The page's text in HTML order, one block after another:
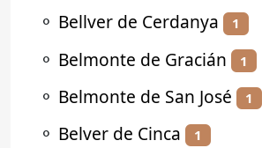
⚬ Bellver de Cerdanya 1
⚬ Belmonte de Gracián 1
⚬ Belmonte de San José 1
⚬ Belver de Cinca 1